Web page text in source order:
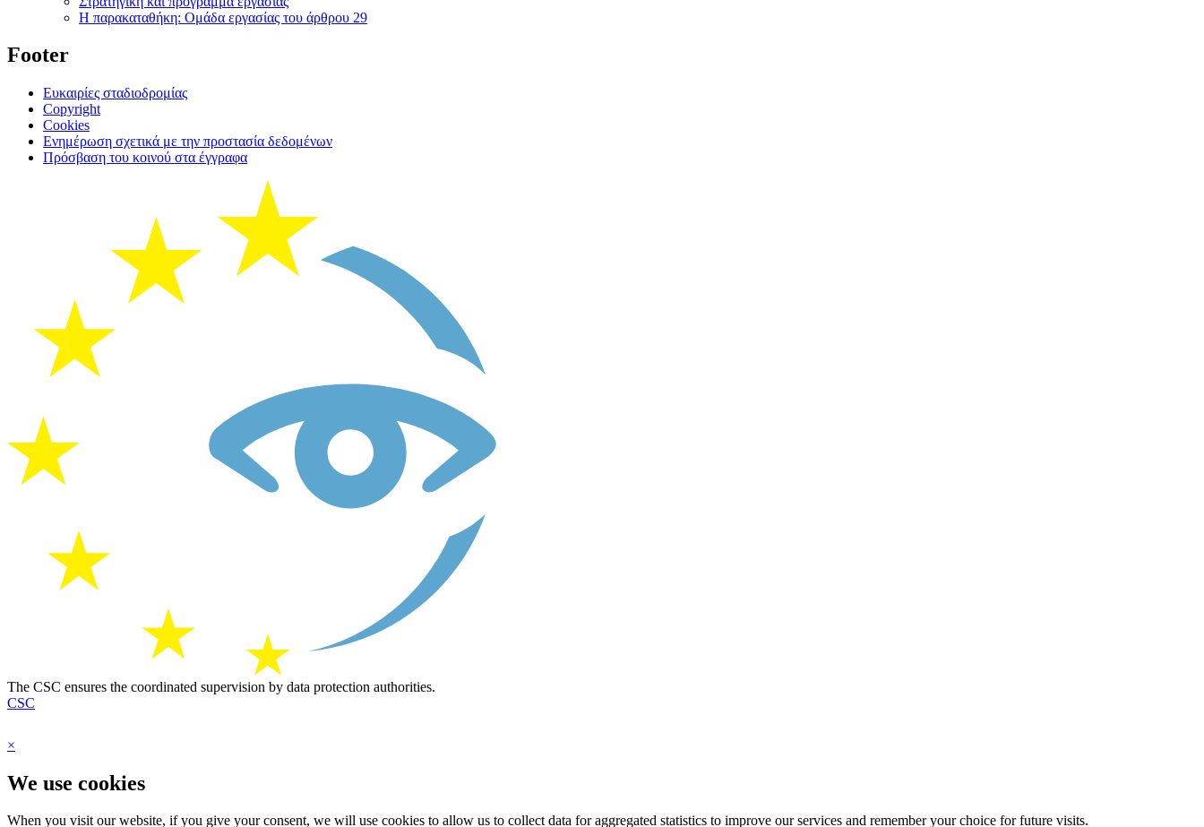
Η παρακαταθήκη: Ομάδα εργασίας του άρθρου 29
Footer
Ευκαιρίες σταδιοδρομίας
Copyright
Cookies
Ενημέρωση σχετικά με την προστασία δεδομένων
Πρόσβαση του κοινού στα έγγραφα
The CSC ensures the coordinated supervision by data protection authorities.
CSC
×
We use cookies
When you visit our website, if you give your consent, we will use cookies to allow us to collect data for aggregated statistics to improve our services and remember your choice for future visits.